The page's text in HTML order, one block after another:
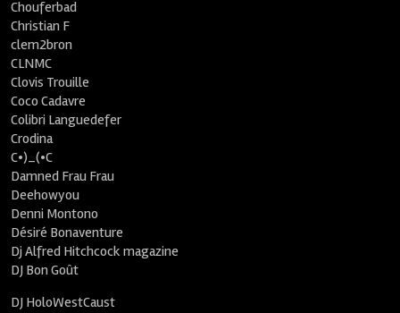
Chouferbad
Christian F
clem2bron
CLNMC
Clovis Trouille
Coco Cadavre
Colibri Languedefer
Crodina
C•)_(•C
Damned Frau Frau
Deehowyou
Denni Montono
Désiré Bonaventure
Dj Alfred Hitchcock magazine
DJ Bon Goût
DJ HoloWestCaust